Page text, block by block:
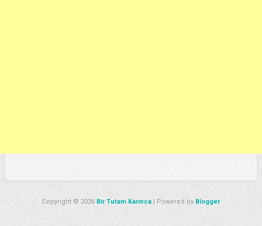
Copyright © 2026 Bir Tutam Karınca | Powered by Blogger